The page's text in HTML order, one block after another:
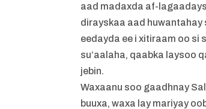
aad madaxda af-
dirayskaa aad huwantahay
eedayda ee i xitiraam oo si
su’aalaha, qaabka laysoo
jebin.
Waxaanu soo gaadhnay
buuxa, waxa lay mariyay